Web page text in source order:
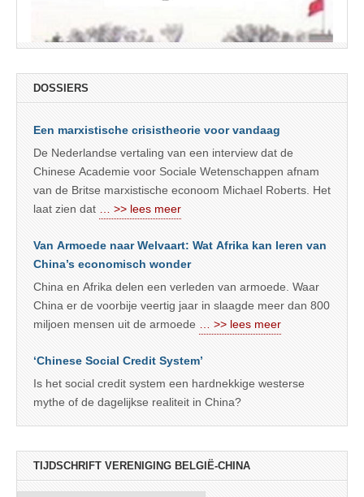
DOSSIERS
Een marxistische crisistheorie voor vandaag
De Nederlandse vertaling van een interview dat de
Chinese Academie voor Sociale Wetenschappen afnam
van de Britse marxistische econoom Michael Roberts. Het
laat zien dat
… >> lees meer
Van Armoede naar Welvaart: Wat Afrika kan leren van
China’s economisch wonder
China en Afrika delen een verleden van armoede. Waar
China er de voorbije veertig jaar in slaagde meer dan 800
miljoen mensen uit de armoede
… >> lees meer
‘Chinese Social Credit System’
Is het social credit system een hardnekkige westerse
mythe of de dagelijkse realiteit in China?
TIJDSCHRIFT VERENIGING BELGIË-CHINA